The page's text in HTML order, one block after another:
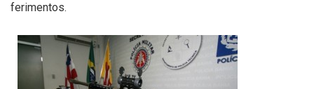
ferimentos.